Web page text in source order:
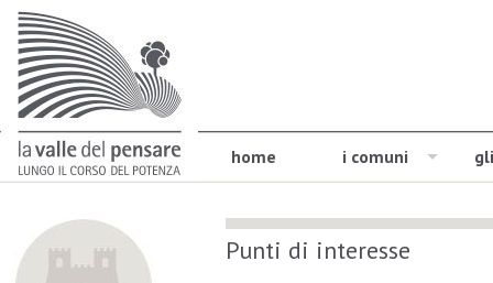
home i comuni
Punti di interesse